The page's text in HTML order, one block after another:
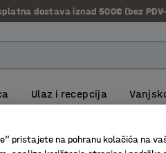
dostava iznad 500€ (bez
Ulaz i recepcija
pristajete na pohranu kolačića na